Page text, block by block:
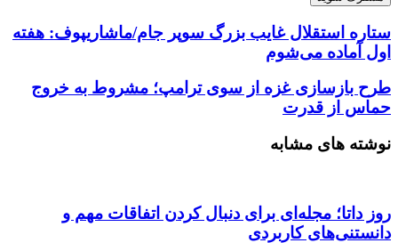
ستاره استقلال غایب بزرگ سوپر جام/ماشاریپوف: هفته
اول آماده می‌شوم
طرح بازسازی غزه از سوی ترامپ؛ مشروط به خروج
حماس از قدرت
نوشته های مشابه
روز داتا؛ مجله‌ای برای دنبال کردن اتفاقات مهم و
دانستنی‌های کاربردی